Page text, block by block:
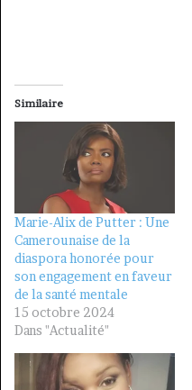
Similaire
Marie-Alix de Putter : Une
Camerounaise de la
diaspora honorée pour
son engagement en faveur
de la santé mentale
15 octobre 2024
Dans "Actualité"